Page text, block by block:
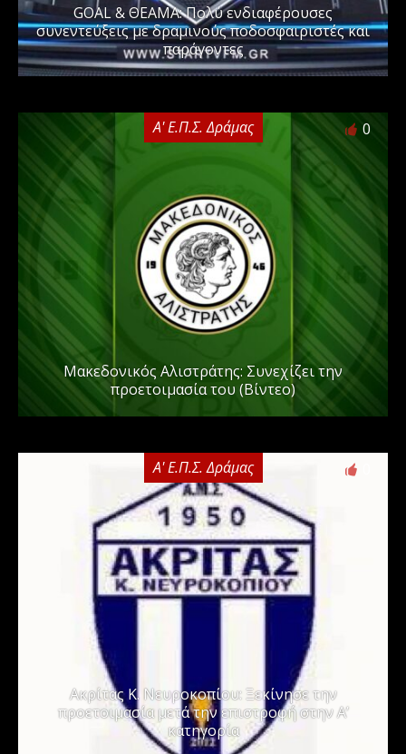
GOAL & ΘΕΑΜΑ: Πολύ ενδιαφέρουσες
συνεντεύξεις με δραμινούς ποδοσφαιριστές και
παράγοντες
Α' Ε.Π.Σ. Δράμας 0
Μακεδονικός Αλιστράτης: Συνεχίζει την
προετοιμασία του (Βίντεο)
Α' Ε.Π.Σ. Δράμας
Ακρίτας Κ. Νευροκοπίου: Ξεκίνησε την
προετοιμασία μετά την επιστροφή στην Α’
κατηγορία